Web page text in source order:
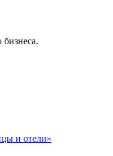
и отели»